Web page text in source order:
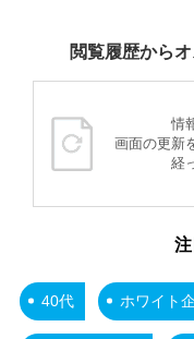
閲覧履歴から
情
画面の更新
経
40代 ホワイト